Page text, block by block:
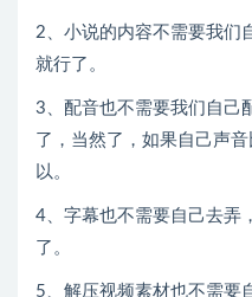
2、小说的内容不需要我们
就行了。
3、配音也不需要我们自己
了，当然了，如果自己声
以。
4、字幕也不需要自己去弄
了。
5、解压视频素材也不需要